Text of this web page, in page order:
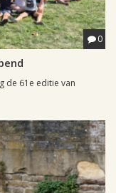
0
de 61e editie van